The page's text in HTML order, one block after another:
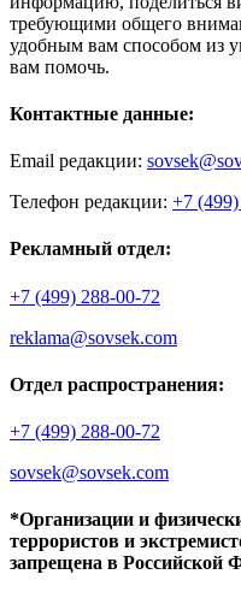
требующими общего
удобным вам способом из
вам помочь.
Контактные данные:
Email редакции:
Телефон редакции: +7
Рекламный отдел:
+7 (499) 288-00-72
reklama@sovsek.com
Отдел распространения:
+7 (499) 288-00-72
sovsek@sovsek.com
*Организации и
террористов и
запрещена в Российской